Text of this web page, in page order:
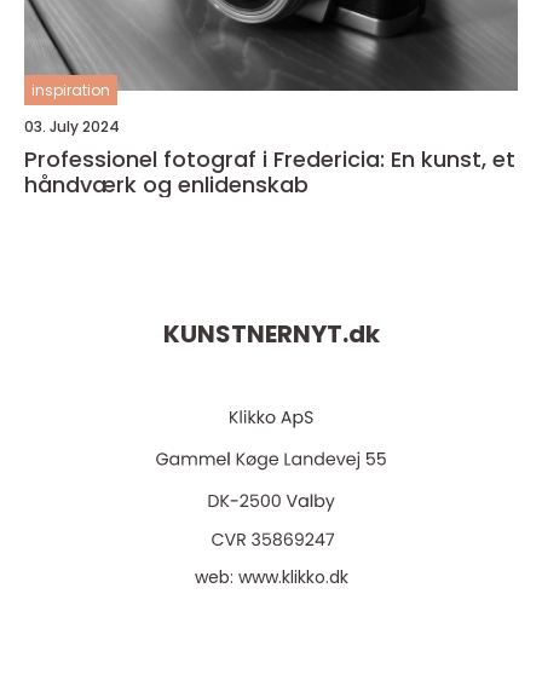
inspiration
03. July 2024
Professionel fotograf i Fredericia: En kunst, et
håndværk og enlidenskab
KUNSTNERNYT.dk
web: www.klikko.dk